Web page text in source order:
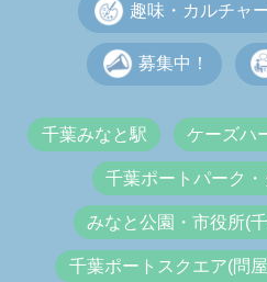
趣味・カルチャ
募集中！
千葉みなと駅 ケーズハ
千葉ポートパーク
みなと公園・市役所(
千葉ポートスクエア(問